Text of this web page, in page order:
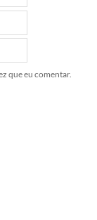
que eu comentar.